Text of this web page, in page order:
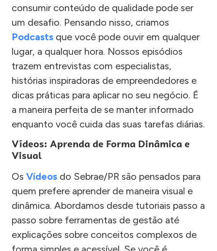
consumir conteúdo de qualidade pode ser
um desafio. Pensando nisso, criamos
Podcasts que você pode ouvir em qualquer
lugar, a qualquer hora. Nossos episódios
trazem entrevistas com especialistas,
histórias inspiradoras de empreendedores e
dicas práticas para aplicar no seu negócio. É
a maneira perfeita de se manter informado
enquanto você cuida das suas tarefas diárias.
Vídeos: Aprenda de Forma Dinâmica e
Visual
Os Vídeos do Sebrae/PR são pensados para
quem prefere aprender de maneira visual e
dinâmica. Abordamos desde tutoriais passo a
passo sobre ferramentas de gestão até
explicações sobre conceitos complexos de